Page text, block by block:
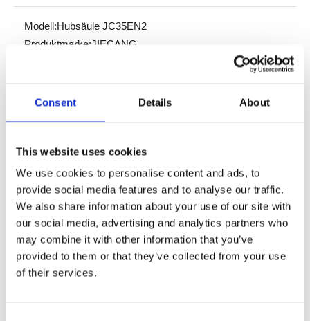
Consent Details About
This website uses cookies
We use cookies to personalise content and ads, to
provide social media features and to analyse our traffic.
We also share information about your use of our site with
our social media, advertising and analytics partners who
may combine it with other information that you’ve
provided to them or that they’ve collected from your use
of their services.
Modell:Hubsäule JC35EN2
Produktmarke: JIECANG
Datenblatt
EN2 ist eine teleskopierbare Hubsäule aus Aluminium, die
speziell für hohe Anforderungen an statische
Biegemomente entwickelt wurde. Es ist ein 24-V-
Gleichstrom-Linearantrieb von Jiecang integriert, der für
vertikales Heben (nur Schub) in Anwendungen ausgelegt
ist, bei denen Biegemoment und Drehmoment gleichzeitig